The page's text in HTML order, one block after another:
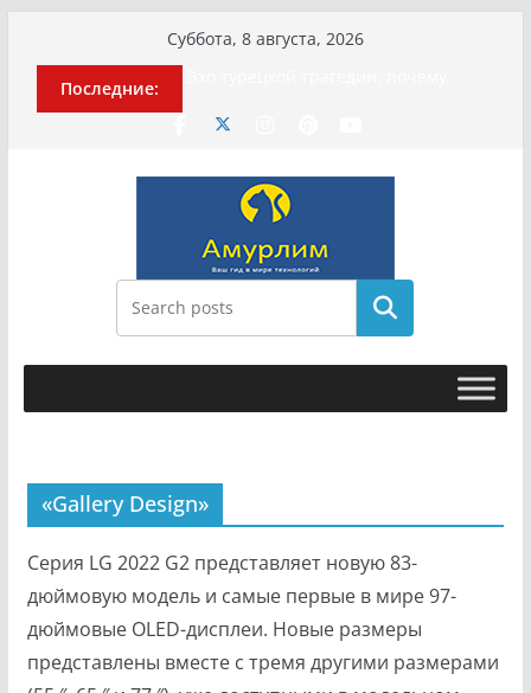
содержимому
Суббота, 8 августа, 2026
Последние:
МотоТани?
приговорили к четырём годам
Илью Ремесло задержали по делу о
фейках о российской армии
Новые криминальные хроники
связали Диану Шурыгину и Настю
История о том, как «Пухососы»
улетели к чужому дяде
Поиск
«Gallery Design»
Серия LG 2022 G2 представляет новую 83-
дюймовую модель и самые первые в мире 97-
дюймовые OLED-дисплеи. Новые размеры
представлены вместе с тремя другими размерами